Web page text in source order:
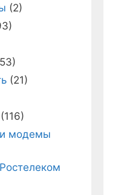
(2)
(21)
(116)
модемы